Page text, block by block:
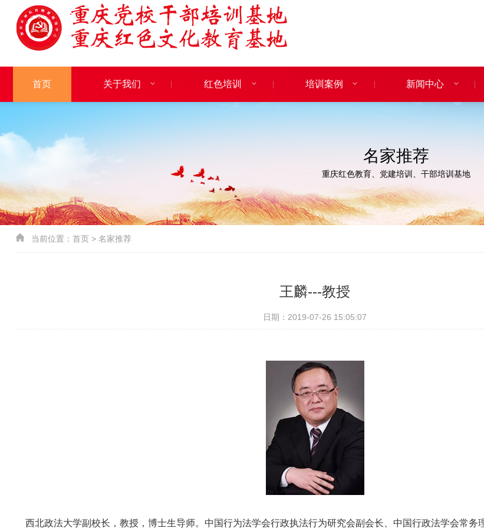
首页 关于我们 红色培训 培训案例 新闻中心
名家推荐
重庆红色教育、党建培训、干部培训基地
当前位置： 首页> 名家推荐
王麟---教授
日期：2019-07-26 15:05:07
西北政法大学副校长，教授，博士生导师。中国行为法学会行政执法行为研究会副会长、中国行政法学会常务